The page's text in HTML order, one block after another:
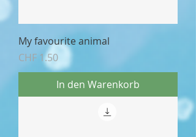
My favourite animal
Preis
CHF 1.50
In den Warenkorb